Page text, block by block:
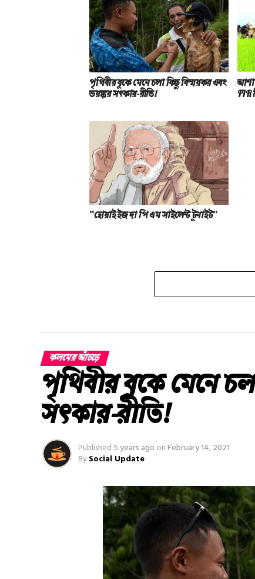
পৃথিবীর বুকে মেনে চলা কিছু বিস্ময়কর এবং
ভয়ঙ্কর সত্‍কার-রীতি! FIR
“হোয়াই ইজ‌ দা পি এম সাইলেন্ট টুনাইট”
কলমের আঁচড়ে
পৃথিবীর বুকে মেনে
সত্‍কার-রীতি!
Published 5 years ago onFebruary 14, 2021
BySocial Update